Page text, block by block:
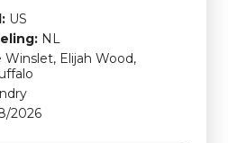
US
NL
Winslet, Elijah Wood,
2026